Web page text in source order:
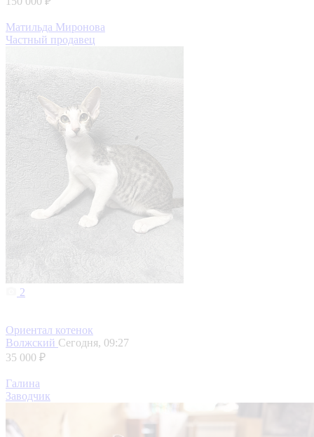
Матильда Миронова
Частный продавец
2
Ориентал котенок
Волжский Сегодня, 09:27
35 000 ₽
Галина
Заводчик